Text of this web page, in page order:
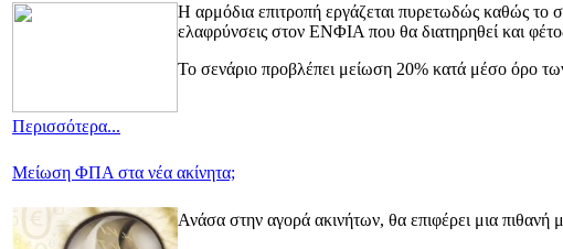
Η αρμόδια επιτροπή εργάζεται πυρετωδώς καθώς το
ελαφρύνσεις στον ΕΝΦΙΑ που θα διατηρηθεί και
Το σενάριο προβλέπει μείωση 20% κατά μέσο όρο των
Περισσότερα...
Μείωση ΦΠΑ στα νέα ακίνητα;
Ανάσα στην αγορά ακινήτων, θα επιφέρει μια